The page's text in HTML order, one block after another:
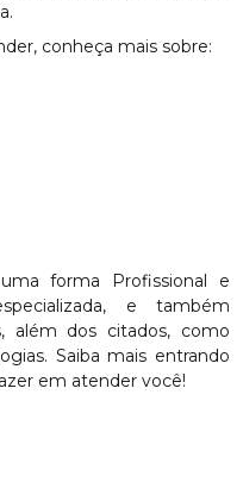
conheça mais sobre:
forma Profissional e
e também
além dos citados, como
Saiba mais entrando
em atender você!